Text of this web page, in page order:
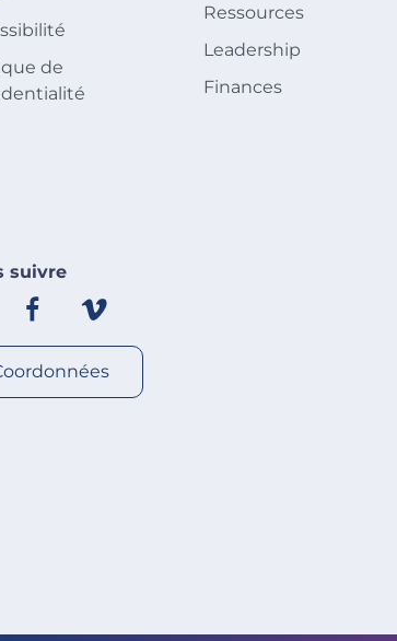
de
suivre
Ressources
Leadership
Finances